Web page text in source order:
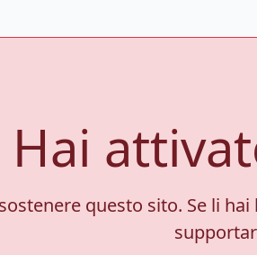
Hai
questo sito. Se li